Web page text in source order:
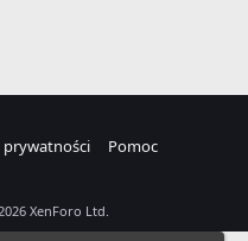
prywatności
Pomoc
XenForo Ltd.